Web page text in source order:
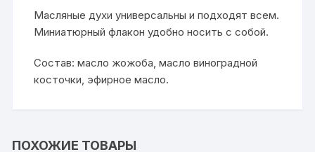
Масляные духи универсальны и подходят всем.
Миниатюрный флакон удобно носить с собой.
Состав: масло жожоба, масло виноградной
косточки, эфирное масло.
ПОХОЖИЕ ТОВАРЫ